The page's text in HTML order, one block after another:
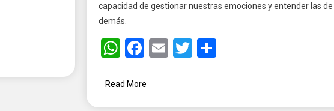
capacidad de gestionar nuestras emociones y entender las de
demás.
WhatsApp
Facebook
EmailTwitter
Share
Read More